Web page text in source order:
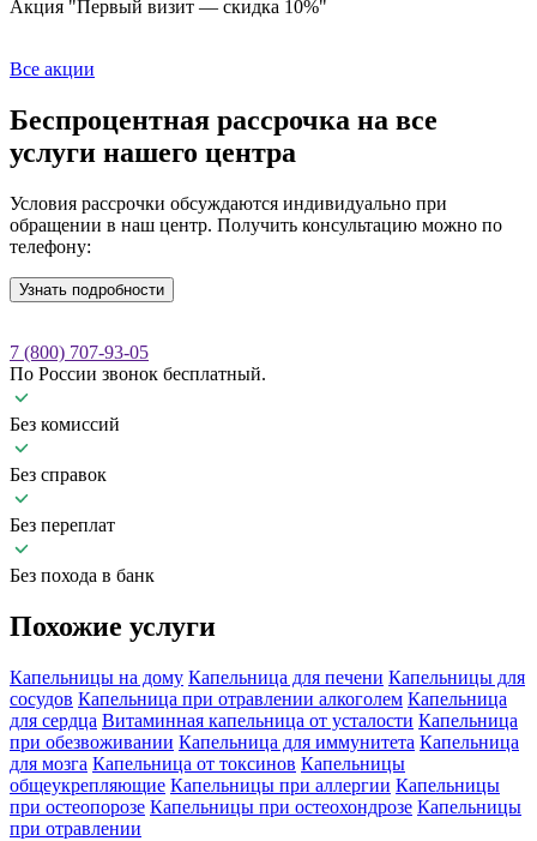
Акция "Первый визит — скидка 10%"
Все акции
Беспроцентная рассрочка на все
услуги нашего центра
Условия рассрочки обсуждаются индивидуально при
обращении в наш центр. Получить консультацию можно по
телефону:
Узнать подробности
7 (800) 707-93-05
По России звонок бесплатный.
Без комиссий
Без справок
Без переплат
Без похода в банк
Похожие услуги
Капельницы на дому Капельница для печени Капельницы для
сосудов Капельница при отравлении алкоголем Капельница
для сердца Витаминная капельница от усталости Капельница
при обезвоживании Капельница для иммунитета Капельница
для мозга Капельница от токсинов Капельницы
общеукрепляющие Капельницы при аллергии Капельницы
при остеопорозе Капельницы при остеохондрозе Капельницы
при отравлении